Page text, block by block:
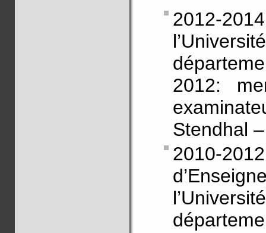
2012-
2012:
Stendhal
2010-